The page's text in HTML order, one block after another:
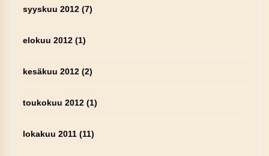
syyskuu 2012(7)
elokuu 2012(1)
kesäkuu 2012(2)
toukokuu 2012(1)
lokakuu 2011(11)